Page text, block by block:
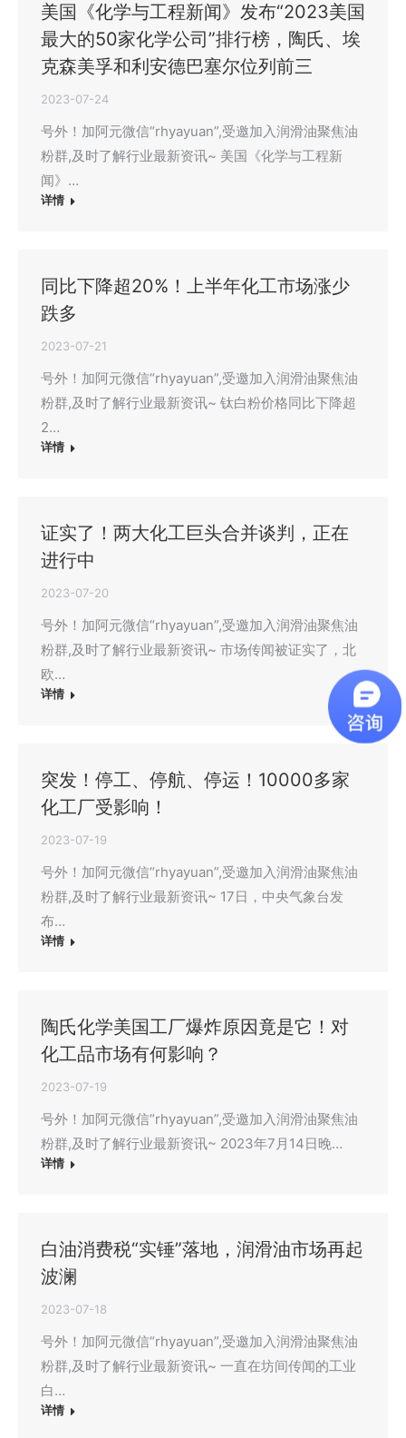
美国《化学与工程新闻》发布“2023美国
最大的50家化学公司”排行榜，陶氏、埃
克森美孚和利安德巴塞尔位列前三
2023-07-24
号外！加阿元微信“rhyayuan”,受邀加入润滑油聚焦油
粉群,及时了解行业最新资讯~ 美国《化学与工程新
闻》…
详情
同比下降超20%！上半年化工市场涨少
跌多
2023-07-21
号外！加阿元微信“rhyayuan”,受邀加入润滑油聚焦油
粉群,及时了解行业最新资讯~ 钛白粉价格同比下降超
2…
详情
证实了！两大化工巨头合并谈判，正在
进行中
2023-07-20
号外！加阿元微信“rhyayuan”,受邀加入润滑油聚焦油
粉群,及时了解行业最新资讯~ 市场传闻被证实了，北
欧…
详情
突发！停工、停航、停运！10000多家
化工厂受影响！
2023-07-19
号外！加阿元微信“rhyayuan”,受邀加入润滑油聚焦油
粉群,及时了解行业最新资讯~ 17日，中央气象台发
布…
详情
陶氏化学美国工厂爆炸原因竟是它！对
化工品市场有何影响？
2023-07-19
号外！加阿元微信“rhyayuan”,受邀加入润滑油聚焦油
粉群,及时了解行业最新资讯~ 2023年7月14日晚…
详情
白油消费税“实锤”落地，润滑油市场再起
波澜
2023-07-18
号外！加阿元微信“rhyayuan”,受邀加入润滑油聚焦油
粉群,及时了解行业最新资讯~ 一直在坊间传闻的工业
白…
详情